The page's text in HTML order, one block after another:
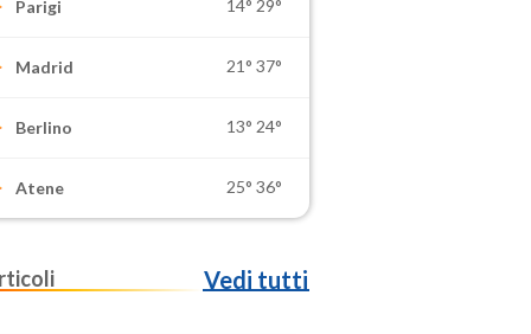
Parigi 14° 29°
Madrid 21° 37°
Berlino 13° 24°
Atene 25° 36°
Vedi tutti